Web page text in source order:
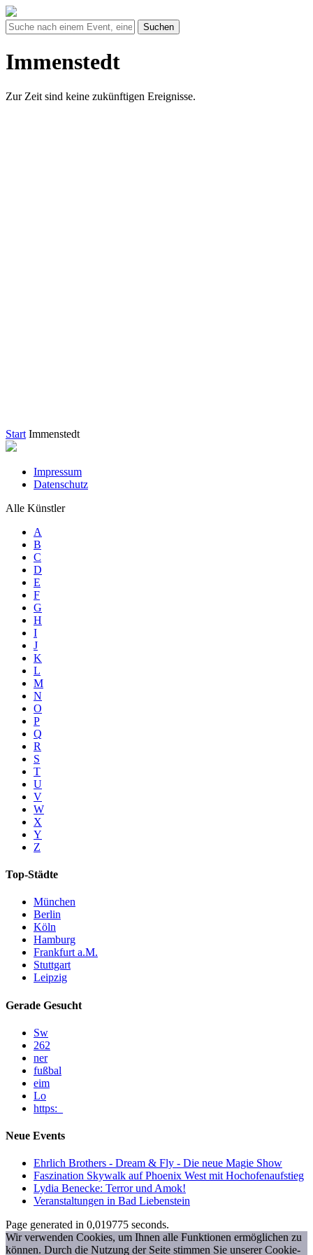
Suchen
Immenstedt
Zur Zeit sind keine zukünftigen Ereignisse.
Start Immenstedt
Impressum
Datenschutz
Alle Künstler
A
B
C
D
E
F
G
H
I
J
K
L
M
N
O
P
Q
R
S
T
U
V
W
X
Y
Z
Top-Städte
München
Berlin
Köln
Hamburg
Frankfurt a.M.
Stuttgart
Leipzig
Gerade Gesucht
Sw
262
ner
fußbal
eim
Lo
https:_
Neue Events
Ehrlich Brothers - Dream & Fly - Die neue Magie Show
Faszination Skywalk auf Phoenix West mit Hochofenaufstieg
Lydia Benecke: Terror und Amok!
Veranstaltungen in Bad Liebenstein
Page generated in 0,019775 seconds.
Wir verwenden Cookies, um Ihnen alle Funktionen ermöglichen zu
können. Durch die Nutzung der Seite stimmen Sie unserer Cookie-